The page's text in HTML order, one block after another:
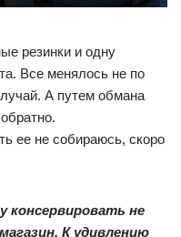
резинки и одну
Все менялось не по
А путем обмана
ее не собираюсь, скоро
консервировать не
К удивлению